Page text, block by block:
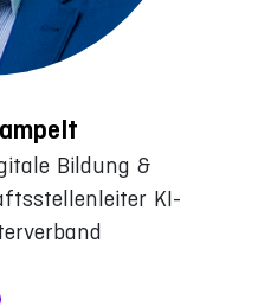
Bildung &
KI-